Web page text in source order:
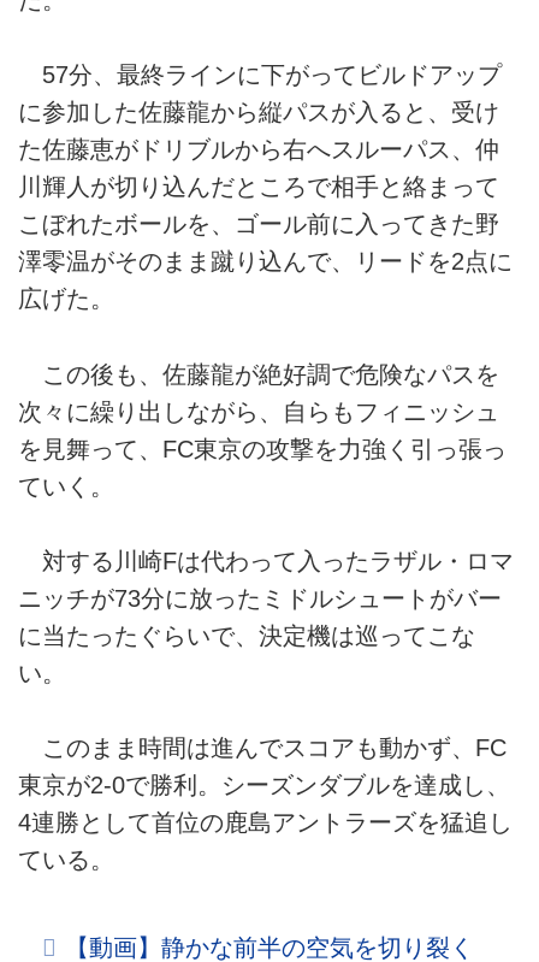
57分、最終ラインに下がってビルドアップ
に参加した佐藤龍から縦パスが入ると、受け
た佐藤恵がドリブルから右へスルーパス、仲
川輝人が切り込んだところで相手と絡まって
こぼれたボールを、ゴール前に入ってきた野
澤零温がそのまま蹴り込んで、リードを2点に
広げた。
この後も、佐藤龍が絶好調で危険なパスを
次々に繰り出しながら、自らもフィニッシュ
を見舞って、FC東京の攻撃を力強く引っ張っ
ていく。
対する川崎Fは代わって入ったラザル・ロマ
ニッチが73分に放ったミドルシュートがバー
に当たったぐらいで、決定機は巡ってこな
い。
このまま時間は進んでスコアも動かず、FC
東京が2-0で勝利。シーズンダブルを達成し、
4連勝として首位の鹿島アントラーズを猛追し
ている。
【動画】静かな前半の空気を切り裂く